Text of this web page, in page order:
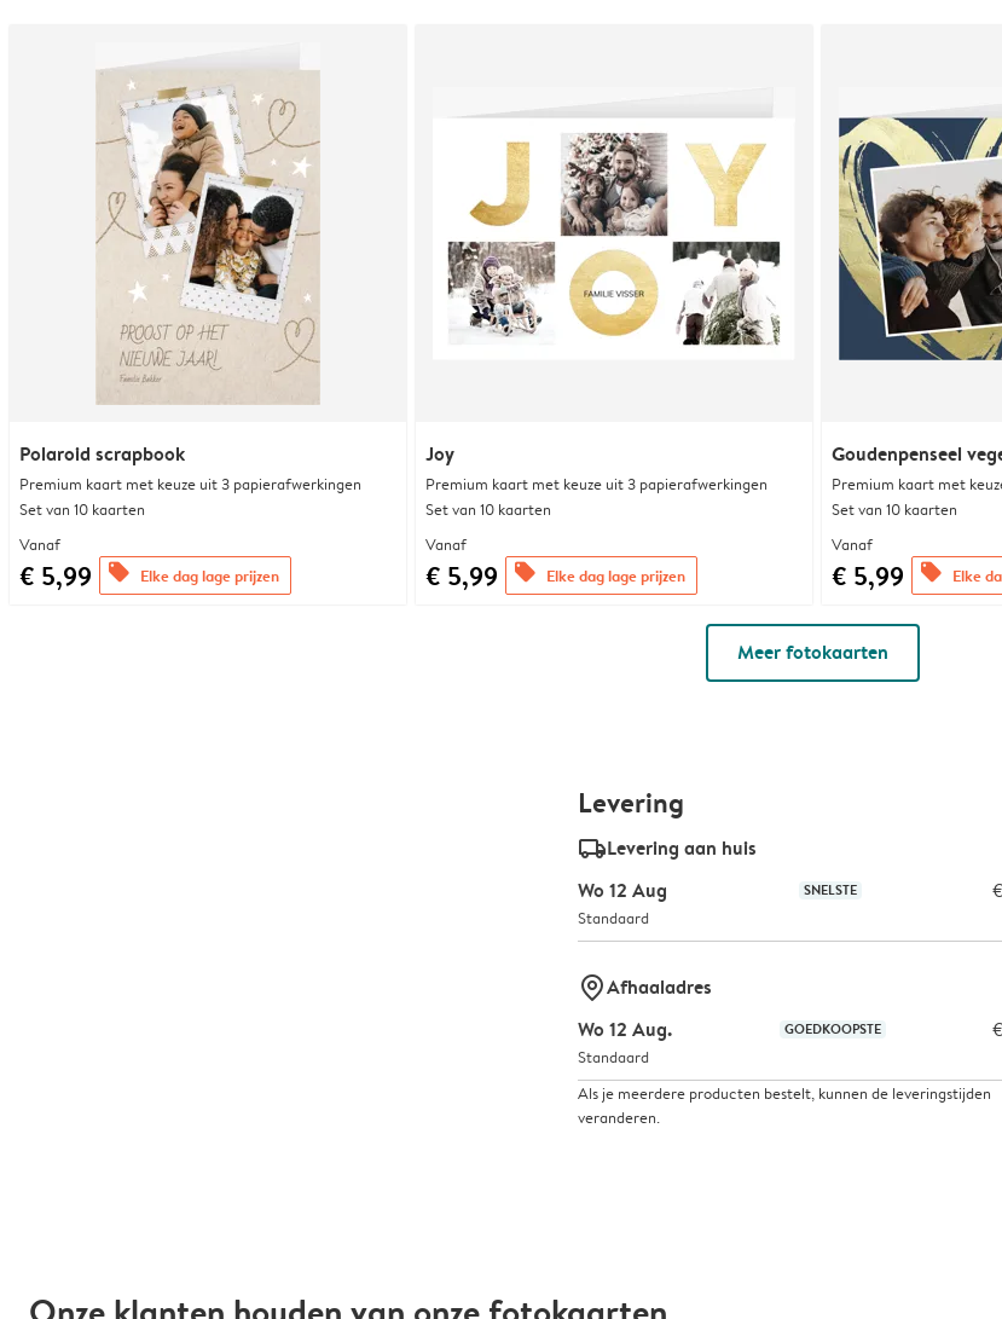
Polaroid scrapbook
Premium kaart met keuze uit 3 papierafwerkingen
Set van 10 kaarten
Vanaf
€ 5,99 offers Elke dag lage prijzen
Joy
Premium kaart met keuze uit 3 papierafwerkingen
Set van 10 kaarten
Vanaf
€ 5,99 offers Elke dag lage prijzen
Goudenpenseel
Premium kaart met
Set van 10 kaarten
Vanaf
€ 5,99 offers Elke
Meer fotokaarten
Levering
delivery_standard_v2Levering aan huis
Wo 12 Aug
SNELSTE
Standaard
marker-pinAfhaaladres
Wo 12 Aug.
GOEDKOOPSTE
Standaard
Als je meerdere producten bestelt, kunnen de leveringstijden
veranderen.